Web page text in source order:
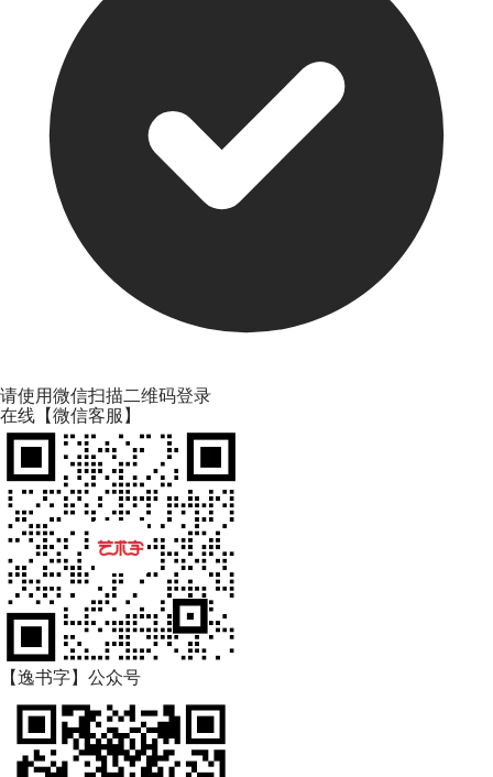
请使用微信扫描二维码登录
在线【微信客服】
【逸书字】公众号